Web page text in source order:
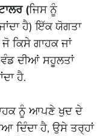
(ਜਿਸ ਨੂੰ
ਹੈ) ਇੱਕ ਯੋਗਤਾ
ਕਿਸੇ ਗਾਹਕ ਜਾਂ
ਦੀਆਂ ਸਹੂਲਤਾਂ
ਹੈ.
ਨੂੰ ਆਪਣੇ ਖੁਦ ਦੇ
ਦਿੰਦਾ ਹੈ, ਉਸੇ ਤਰ੍ਹਾਂ